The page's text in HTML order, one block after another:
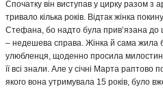
Спочатку він виступав у цирку разом
тривало кілька років. Відтак жінка
Стефана, бо надто була прив’язана до
– недешева справа. Жінка й сама жила
улюбленця, щоденно просила
її всі знали. Але у січні Марта
якого вона утримувала 15 років, було